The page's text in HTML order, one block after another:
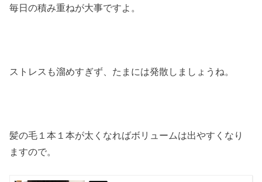
毎日の積み重ねが大事ですよ。
ストレスも溜めすぎず、たまには発散しましょうね。
髪の毛１本１本が太くなればボリュームは出やすくなり
ますので。